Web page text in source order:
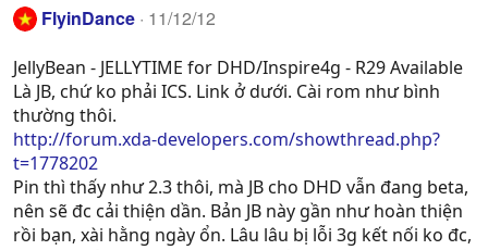
FlyinDance 11/12/12
JellyBean - JELLYTIME for DHD/Inspire4g - R29 Available
Là JB, chứ ko phải ICS. Link ở dưới. Cài rom như bình
thường thôi.
http://forum.xda-developers.com/showthread.php?
t=1778202
Pin thì thấy như 2.3 thôi, mà JB cho DHD vẫn đang beta,
nên sẽ đc cải thiện dần. Bản JB này gần như hoàn thiện
rồi bạn, xài hằng ngày ổn. Lâu lâu bị lỗi 3g kết nối ko đc,